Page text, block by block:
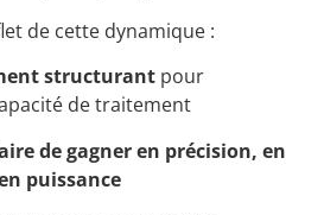
de cette dynamique :
structurant pour
de traitement
de gagner en précision, en
puissance